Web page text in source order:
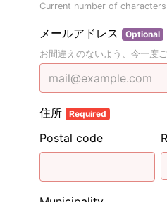
Current number of characters
メールアドレス Optional
お間違えのないよう、今一度
住所 Required
Postal code